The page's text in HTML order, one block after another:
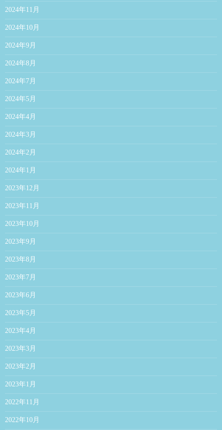
2024年11月
2024年10月
2024年9月
2024年8月
2024年7月
2024年5月
2024年4月
2024年3月
2024年2月
2024年1月
2023年12月
2023年11月
2023年10月
2023年9月
2023年8月
2023年7月
2023年6月
2023年5月
2023年4月
2023年3月
2023年2月
2023年1月
2022年11月
2022年10月